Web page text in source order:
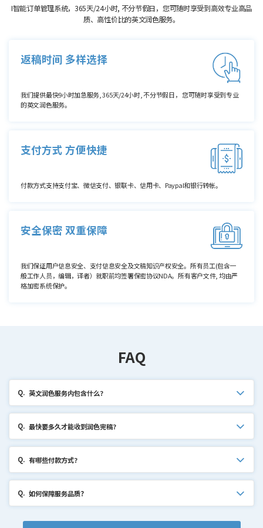
I智能订单管理系统，365天/24小时, 不分节假日，您可随时享受到高效专业高品
质、高性价比的英文润色服务。
返稿时间 多样选择
我们提供最快9小时加急服务, 365天/24小时, 不分节假日， 您可随时享受到专业
的英文润色服务。
支付方式 方便快捷
付款方式支持支付宝、微信支付、银联卡、信用卡、Paypal和银行转帐。
安全保密 双重保障
我们保证用户信息安全、支付信息安全及文稿知识产权安全。所有员工(包含一
般工作人员，编辑，译者）就职前均签署保密协议NDA。所有客户文件, 均由严
格加密系统保护。
FAQ
Q. 英文润色服务内包含什么？
Q. 最快要多久才能收到润色完稿？
Q. 有哪些付款方式？
Q. 如何保障服务品质?